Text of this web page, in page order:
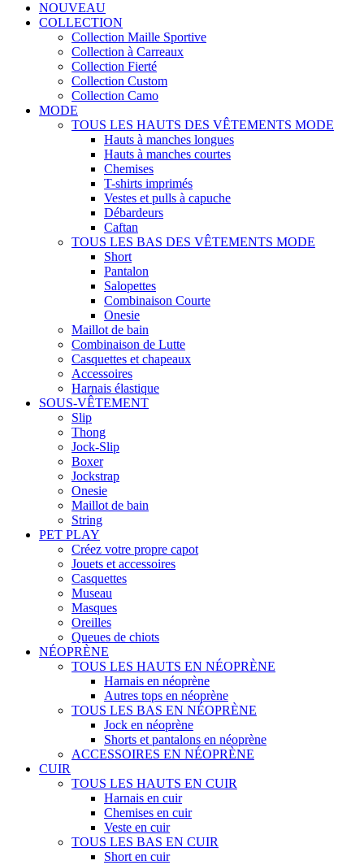
NOUVEAU
COLLECTION
Collection Maille Sportive
Collection à Carreaux
Collection Fierté
Collection Custom
Collection Camo
MODE
TOUS LES HAUTS DES VÊTEMENTS MODE
Hauts à manches longues
Hauts à manches courtes
Chemises
T-shirts imprimés
Vestes et pulls à capuche
Débardeurs
Caftan
TOUS LES BAS DES VÊTEMENTS MODE
Short
Pantalon
Salopettes
Combinaison Courte
Onesie
Maillot de bain
Combinaison de Lutte
Casquettes et chapeaux
Accessoires
Harnais élastique
SOUS-VÊTEMENT
Slip
Thong
Jock-Slip
Boxer
Jockstrap
Onesie
Maillot de bain
String
PET PLAY
Créez votre propre capot
Jouets et accessoires
Casquettes
Museau
Masques
Oreilles
Queues de chiots
NÉOPRÈNE
TOUS LES HAUTS EN NÉOPRÈNE
Harnais en néoprène
Autres tops en néoprène
TOUS LES BAS EN NÉOPRÈNE
Jock en néoprène
Shorts et pantalons en néoprène
ACCESSOIRES EN NÉOPRÈNE
CUIR
TOUS LES HAUTS EN CUIR
Harnais en cuir
Chemises en cuir
Veste en cuir
TOUS LES BAS EN CUIR
Short en cuir